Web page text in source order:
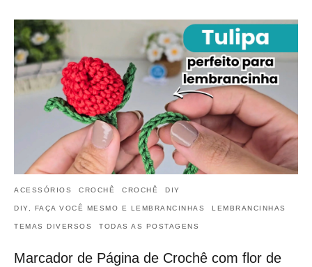
ACESSÓRIOS CROCHÊ CROCHÊ DIY
DIY, FAÇA VOCÊ MESMO E LEMBRANCINHAS LEMBRANCINHAS
TEMAS DIVERSOS TODAS AS POSTAGENS
Marcador de Página de Crochê com flor de